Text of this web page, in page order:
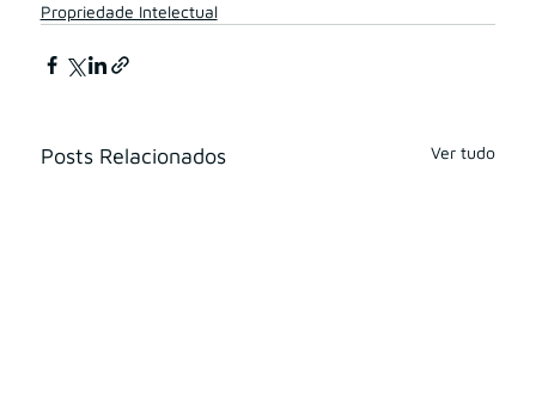
Propriedade Intelectual
Posts Relacionados Ver tudo